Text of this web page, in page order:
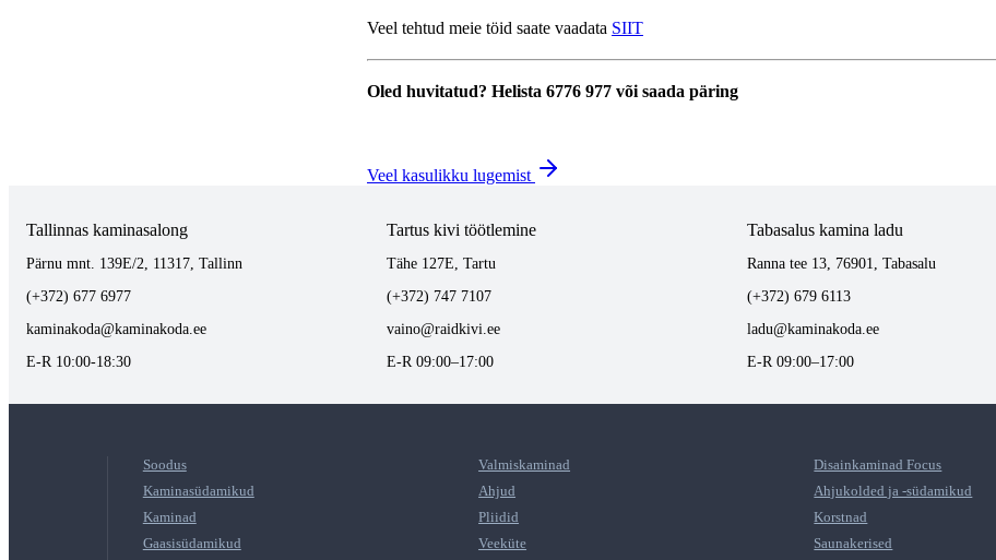
Veel tehtud meie töid saate vaadata SIIT
Oled huvitatud? Helista 6776 977 või saada päring
Veel kasulikku lugemist
Tallinnas kaminasalong
Pärnu mnt. 139E/2, 11317, Tallinn
(+372) 677 6977
kaminakoda@kaminakoda.ee
E-R 10:00-18:30
Tartus kivi töötlemine
Tähe 127E, Tartu
(+372) 747 7107
vaino@raidkivi.ee
E-R 09:00–17:00
Tabasalus kamina ladu
Ranna tee 13, 76901, Tabasalu
(+372) 679 6113
ladu@kaminakoda.ee
E-R 09:00–17:00
Soodus Valmiskaminad Disainkaminad Focus
Kaminasüdamikud
Ahjud Ahjukolded ja -südamikud
Kaminad
Pliidid Korstnad
Gaasisüdamikud
Veeküte Saunakerised